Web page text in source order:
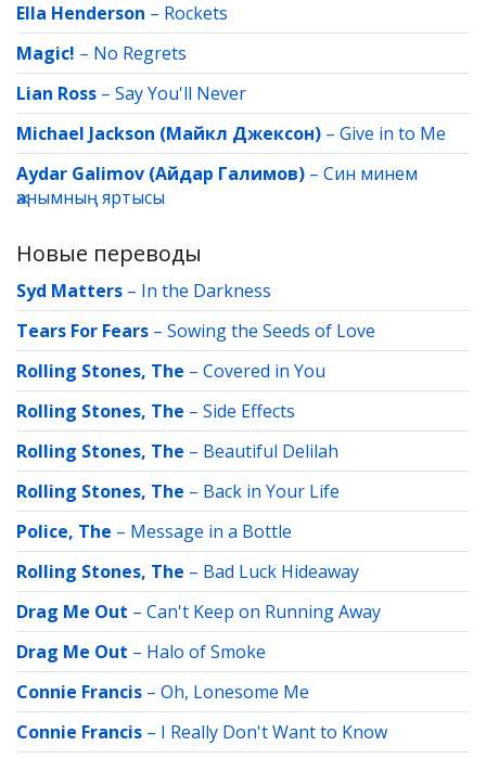
Ella Henderson – Rockets
Magic! – No Regrets
Lian Ross – Say You'll Never
Michael Jackson (Майкл Джексон) – Give in to Me
Aydar Galimov (Айдар Галимов) – Син минем
җанымның яртысы
Новые переводы
Syd Matters – In the Darkness
Tears For Fears – Sowing the Seeds of Love
Rolling Stones, The – Covered in You
Rolling Stones, The – Side Effects
Rolling Stones, The – Beautiful Delilah
Rolling Stones, The – Back in Your Life
Police, The – Message in a Bottle
Rolling Stones, The – Bad Luck Hideaway
Drag Me Out – Can't Keep on Running Away
Drag Me Out – Halo of Smoke
Connie Francis – Oh, Lonesome Me
Connie Francis – I Really Don't Want to Know